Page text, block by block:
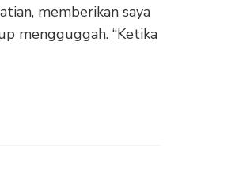
memberikan saya
mengguggah. “Ketika